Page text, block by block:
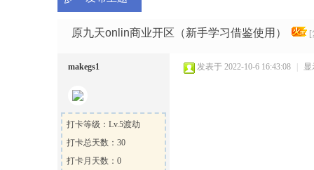
› › ›
原九天onlin商业开区（新手学习借鉴使用）
makegs1
打卡等级：Lv.5渡劫
打卡总天数：30
打卡月天数：0
发表于 2022-10-6 16:43:08 显